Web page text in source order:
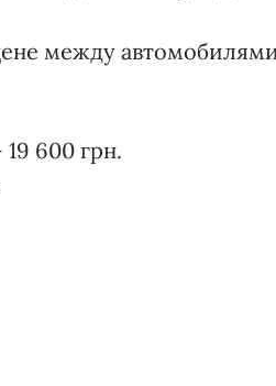
между автомобилями
19 600 грн.